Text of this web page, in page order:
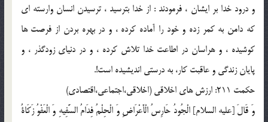
و درود خدا بر ایشان ، فرمودند : از خدا بترسيد ، ترسيدن انسان وارسته اى
كه دامن به كمر زده و خود را آماده كرده ، و در بهره بردن از فرصت ها
كوشيده ، و هراسان در اطاعت خدا تلاش كرده ، و در دنياى زودگذر ، و
پايان زندگى و عاقبت كار، به درستى انديشيده است!.
حكمت 211: ارزش هاى اخلاقى (اخلاقى،اجتماعى،اقتصادى)
وَ قَالَ [عليه السلام] الْجُودُ حَارِسُ الْأَعْرَاضِ وَ الْحِلْمُ فِدَامُ السَّفِيهِ وَ الْعَفْوُ زَكَاةُ